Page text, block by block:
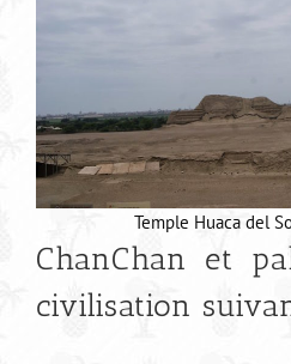
Temple Huaca del
ChanChan et
civilisation